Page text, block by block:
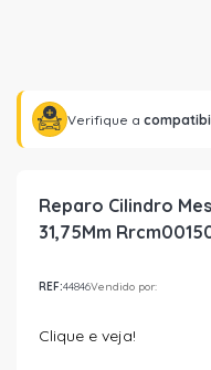
Verifique a
Reparo Cilindro
31,75Mm
REF:44846Vendido por:
Clique e veja!